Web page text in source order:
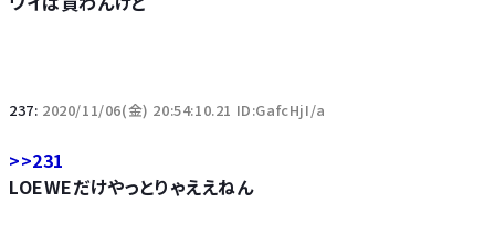
237: 2020/11/06(金) 20:54:10.21 ID:GafcHjI/a
>>231
LOEWEだけやっとりゃええねん